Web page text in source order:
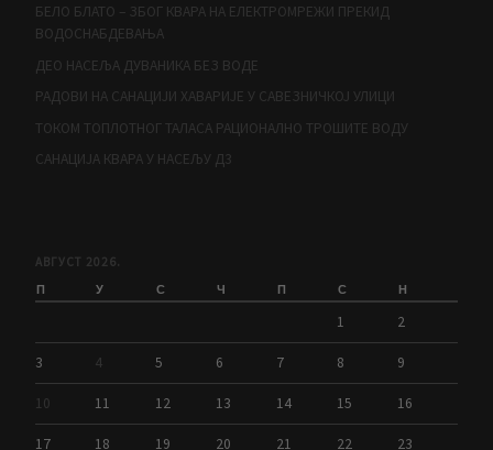
БЕЛО БЛАТО – ЗБОГ КВАРА НА ЕЛЕКТРОМРЕЖИ ПРЕКИД
ВОДОСНАБДЕВАЊА
ДЕО НАСЕЉА ДУВАНИКА БЕЗ ВОДЕ
РАДОВИ НА САНАЦИЈИ ХАВАРИЈЕ У САВЕЗНИЧКОЈ УЛИЦИ
ТОКОМ ТОПЛОТНОГ ТАЛАСА РАЦИОНАЛНО ТРОШИТЕ ВОДУ
САНАЦИЈА КВАРА У НАСЕЉУ Д3
АВГУСТ 2026.
П У С Ч П С Н
1 2
3 4 5 6 7 8 9
10 11 12 13 14 15 16
17 18 19 20 21 22 23